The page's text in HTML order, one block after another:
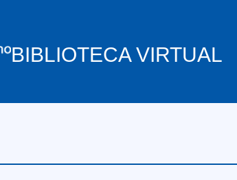
BIBLIOTECA VIRTUAL